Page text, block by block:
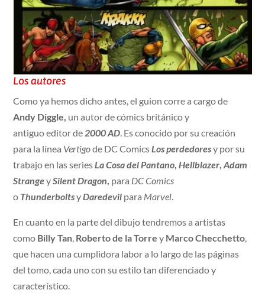
Los autores
Como ya hemos dicho antes, el guion corre a cargo de
Andy Diggle, un autor de cómics británico y
antiguo editor de2000 AD. Es conocido por su creación
para la línea Vertigode DC ComicsLos perdedoresy por su
trabajo en las seriesLa Cosa del Pantano,Hellblazer,Adam
StrangeySilent Dragon, para DC Comics
o ThunderboltsyDaredevil para Marvel.
En cuanto en la parte del dibujo tendremos a artistas
como Billy Tan, Roberto de la Torre y Marco Checchetto,
que hacen una cumplidora labor a lo largo de las páginas
del tomo, cada uno con su estilo tan diferenciado y
característico.